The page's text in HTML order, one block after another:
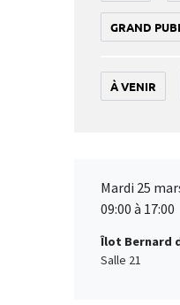
GRAND
À VENIR
Mardi 25
09:00 à 17:00
Îlot Bernard
Salle 21